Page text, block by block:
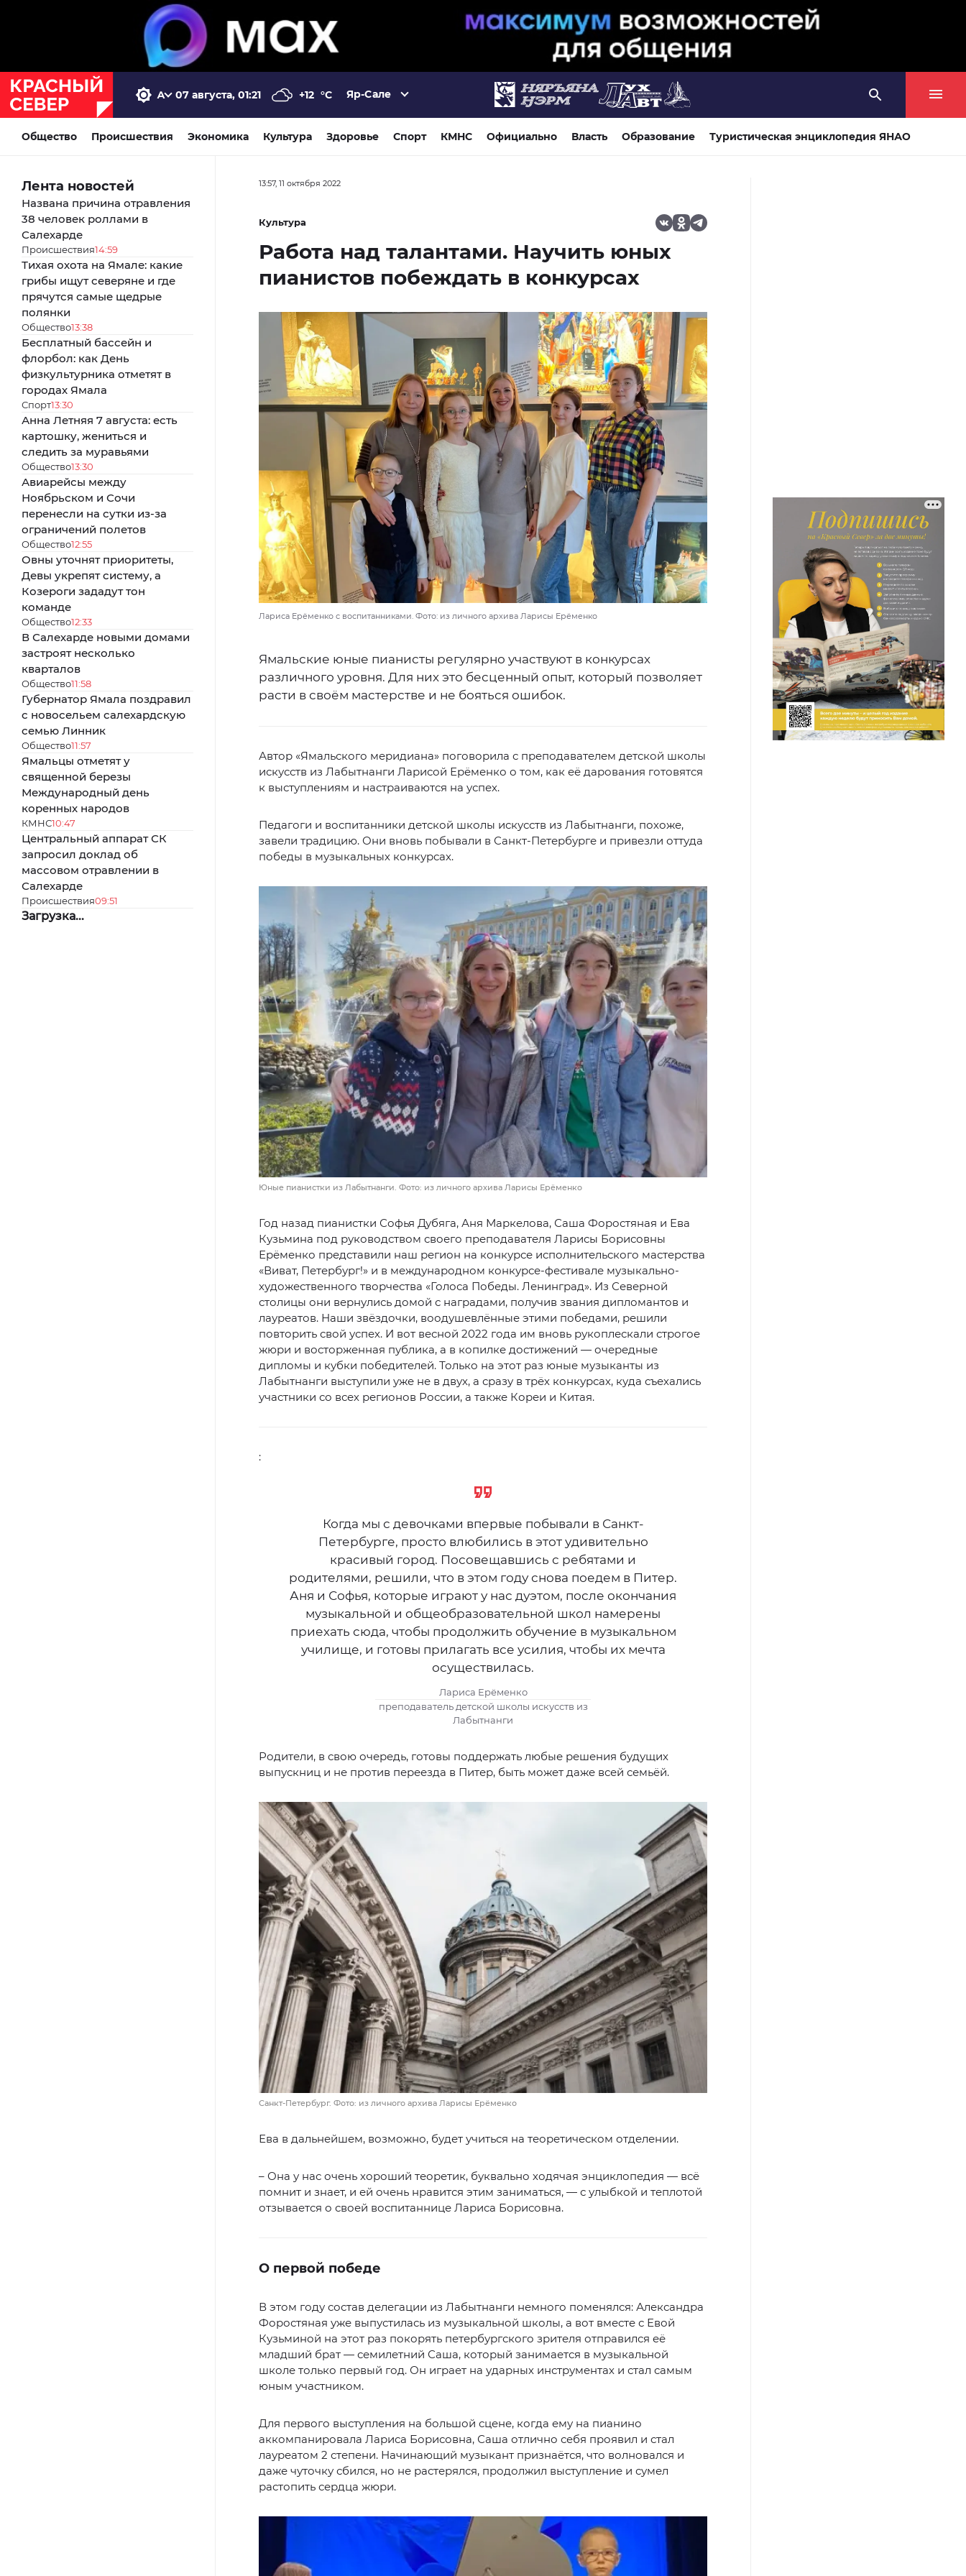
07 августа, 01:21 +12 °C Яр-Сале
Общество Происшествия Экономика Культура Здоровье Спорт КМНС Официально Власть Образование Туристическая энциклопедия ЯНАО
Лента новостей
Названа причина отравления
38 человек роллами в
Салехарде
Происшествия14:59
Тихая охота на Ямале: какие
грибы ищут северяне и где
прячутся самые щедрые
полянки
Общество13:38
Бесплатный бассейн и
флорбол: как День
физкультурника отметят в
городах Ямала
Спорт13:30
Анна Летняя 7 августа: есть
картошку, жениться и
следить за муравьями
Общество13:30
Авиарейсы между
Ноябрьском и Сочи
перенесли на сутки из-за
ограничений полетов
Общество12:55
Овны уточнят приоритеты,
Девы укрепят систему, а
Козероги зададут тон
команде
Общество12:33
В Салехарде новыми домами
застроят несколько
кварталов
Общество11:58
Губернатор Ямала поздравил
с новосельем салехардскую
семью Линник
Общество11:57
Ямальцы отметят у
священной березы
Международный день
коренных народов
КМНС10:47
Центральный аппарат СК
запросил доклад об
массовом отравлении в
Салехарде
Происшествия09:51
Загрузка...
13:57, 11 октября 2022
Культура
Работа над талантами. Научить юных
пианистов побеждать в конкурсах
Лариса Ерёменко с воспитанниками. Фото: из личного архива Ларисы Ерёменко
Ямальские юные пианисты регулярно участвуют в конкурсах
различного уровня. Для них это бесценный опыт, который позволяет
расти в своём мастерстве и не бояться ошибок.
Автор «Ямальского меридиана» поговорила с преподавателем детской школы
искусств из Лабытнанги Ларисой Ерёменко о том, как её дарования готовятся
к выступлениям и настраиваются на успех.
Педагоги и воспитанники детской школы искусств из Лабытнанги, похоже,
завели традицию. Они вновь побывали в Санкт-Петербурге и привезли оттуда
победы в музыкальных конкурсах.
Юные пианистки из Лабытнанги. Фото: из личного архива Ларисы Ерёменко
Год назад пианистки Софья Дубяга, Аня Маркелова, Саша Форостяная и Ева
Кузьмина под руководством своего преподавателя Ларисы Борисовны
Ерёменко представили наш регион на конкурсе исполнительского мастерства
«Виват, Петербург!» и в международном конкурсе-фестивале музыкально-
художественного творчества «Голоса Победы. Ленинград». Из Северной
столицы они вернулись домой с наградами, получив звания дипломантов и
лауреатов. Наши звёздочки, воодушевлённые этими победами, решили
повторить свой успех. И вот весной 2022 года им вновь рукоплескали строгое
жюри и восторженная публика, а в копилке достижений — очередные
дипломы и кубки победителей. Только на этот раз юные музыканты из
Лабытнанги выступили уже не в двух, а сразу в трёх конкурсах, куда съехались
участники со всех регионов России, а также Кореи и Китая.
:
Когда мы с девочками впервые побывали в Санкт-
Петербурге, просто влюбились в этот удивительно
красивый город. Посовещавшись с ребятами и
родителями, решили, что в этом году снова поедем в Питер.
Аня и Софья, которые играют у нас дуэтом, после окончания
музыкальной и общеобразовательной школ намерены
приехать сюда, чтобы продолжить обучение в музыкальном
училище, и готовы прилагать все усилия, чтобы их мечта
осуществилась.
Лариса Ерёменко
преподаватель детской школы искусств из
Лабытнанги
Родители, в свою очередь, готовы поддержать любые решения будущих
выпускниц и не против переезда в Питер, быть может даже всей семьёй.
Санкт-Петербург. Фото: из личного архива Ларисы Ерёменко
Ева в дальнейшем, возможно, будет учиться на теоретическом отделении.
– Она у нас очень хороший теоретик, буквально ходячая энциклопедия — всё
помнит и знает, и ей очень нравится этим заниматься, — с улыбкой и теплотой
отзывается о своей воспитаннице Лариса Борисовна.
О первой победе
В этом году состав делегации из Лабытнанги немного поменялся: Александра
Форостяная уже выпустилась из музыкальной школы, а вот вместе с Евой
Кузьминой на этот раз покорять петербургского зрителя отправился её
младший брат — семилетний Саша, который занимается в музыкальной
школе только первый год. Он играет на ударных инструментах и стал самым
юным участником.
Для первого выступления на большой сцене, когда ему на пианино
аккомпанировала Лариса Борисовна, Саша отлично себя проявил и стал
лауреатом 2 степени. Начинающий музыкант признаётся, что волновался и
даже чуточку сбился, но не растерялся, продолжил выступление и сумел
растопить сердца жюри.